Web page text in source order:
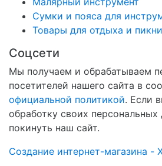
Сумки и пояса для
Товары для отдыха и
Соцсети
Мы получаем и обрабатываем
посетителей нашего сайта в
официальной политикой. Если
обработку своих
покинуть наш сайт.
Создание интернет-магазина -